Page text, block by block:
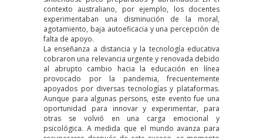
contexto australiano, por ejemplo, los docentes
experimentaban una disminución de la moral,
agotamiento, baja autoeficacia y una percepción de
falta de apoyo.
La enseñanza a distancia y la tecnología educativa
cobraron una relevancia urgente y renovada debido
al abrupto cambio hacia la educación en línea
provocado por la pandemia, frecuentemente
apoyados por diversas tecnologías y plataformas.
Aunque para algunas persons, este evento fue una
oportunidad para innovar y experimentar, para
otras se volvió en una carga emocional y
psicológica. A medida que el mundo avanza para